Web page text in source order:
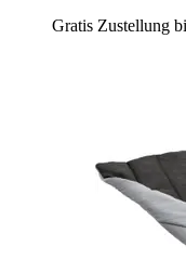
Gratis Zustellung